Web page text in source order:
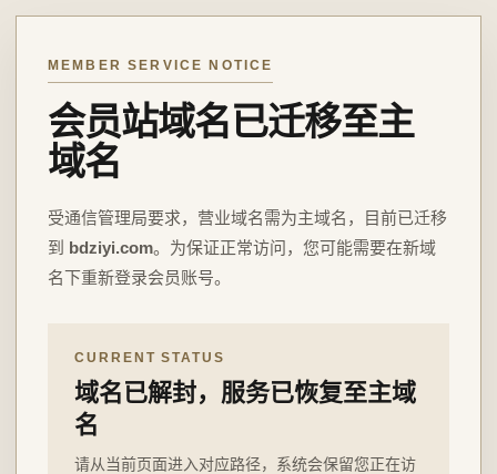
MEMBER SERVICE NOTICE
会员站域名已迁移至主
域名
受通信管理局要求，营业域名需为主域名，目前已迁移
到 bdziyi.com。为保证正常访问，您可能需要在新域
名下重新登录会员账号。
CURRENT STATUS
域名已解封，服务已恢复至主域
名
请从当前页面进入对应路径，系统会保留您正在访